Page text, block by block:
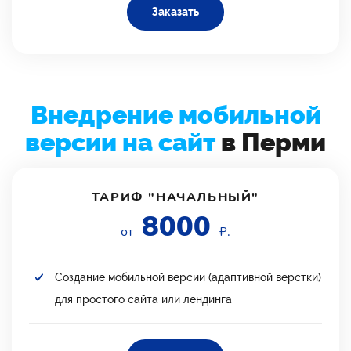
Заказать
Внедрение мобильной
версии на сайт в Перми
ТАРИФ "НАЧАЛЬНЫЙ"
от 8000 ₽.
Создание мобильной версии (адаптивной верстки)
для простого сайта или лендинга